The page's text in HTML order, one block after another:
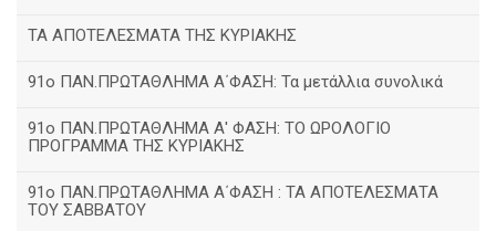
ΤΑ ΑΠΟΤΕΛΕΣΜΑΤΑ ΤΗΣ ΚΥΡΙΑΚΗΣ
91ο ΠΑΝ.ΠΡΩΤΑΘΛΗΜΑ Α΄ΦΑΣΗ: Τα μετάλλια συνολικά
91ο ΠΑΝ.ΠΡΩΤΑΘΛΗΜΑ Α' ΦΑΣΗ: ΤΟ ΩΡΟΛΟΓΙΟ
ΠΡΟΓΡΑΜΜΑ ΤΗΣ ΚΥΡΙΑΚΗΣ
91ο ΠΑΝ.ΠΡΩΤΑΘΛΗΜΑ Α΄ΦΑΣΗ : ΤΑ ΑΠΟΤΕΛΕΣΜΑΤΑ
ΤΟΥ ΣΑΒΒΑΤΟΥ